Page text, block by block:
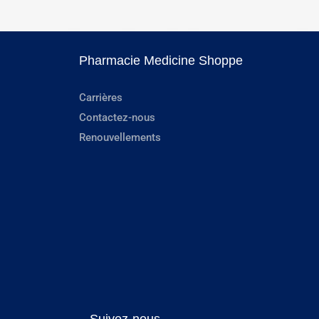
Pharmacie Medicine Shoppe
Carrières
Contactez-nous
Renouvellements